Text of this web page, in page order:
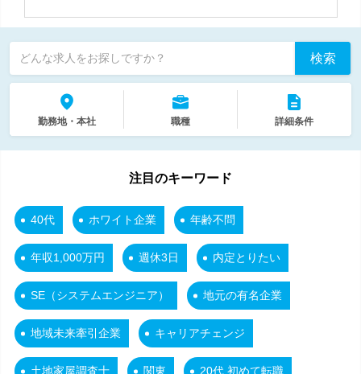
どんな求人をお探しですか？ 検索
勤務地・本社 職種 詳細条件
注目のキーワード
40代 ホワイト企業 年齢不問
年収1,000万円 週休3日 内定とりたい
SE（システムエンジニア） 地元の有名企業
地域未来牽引企業 キャリアチェンジ
土地家屋調査士 関東 20代 初めて転職